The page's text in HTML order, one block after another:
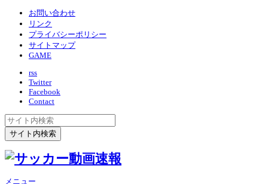
お問い合わせ
リンク
プライバシーポリシー
サイトマップ
GAME
rss
Twitter
Facebook
Contact
メニュー